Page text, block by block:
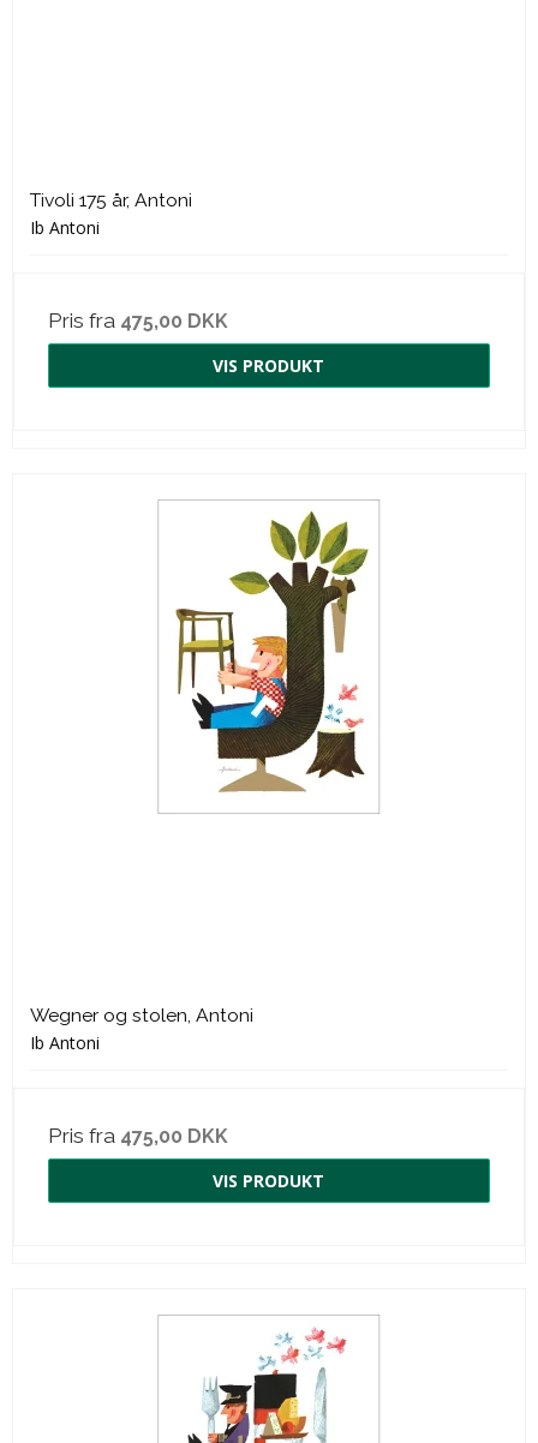
Tivoli 175 år, Antoni
Ib Antoni
Pris fra 475,00 DKK
VIS PRODUKT
Wegner og stolen, Antoni
Ib Antoni
Pris fra 475,00 DKK
VIS PRODUKT